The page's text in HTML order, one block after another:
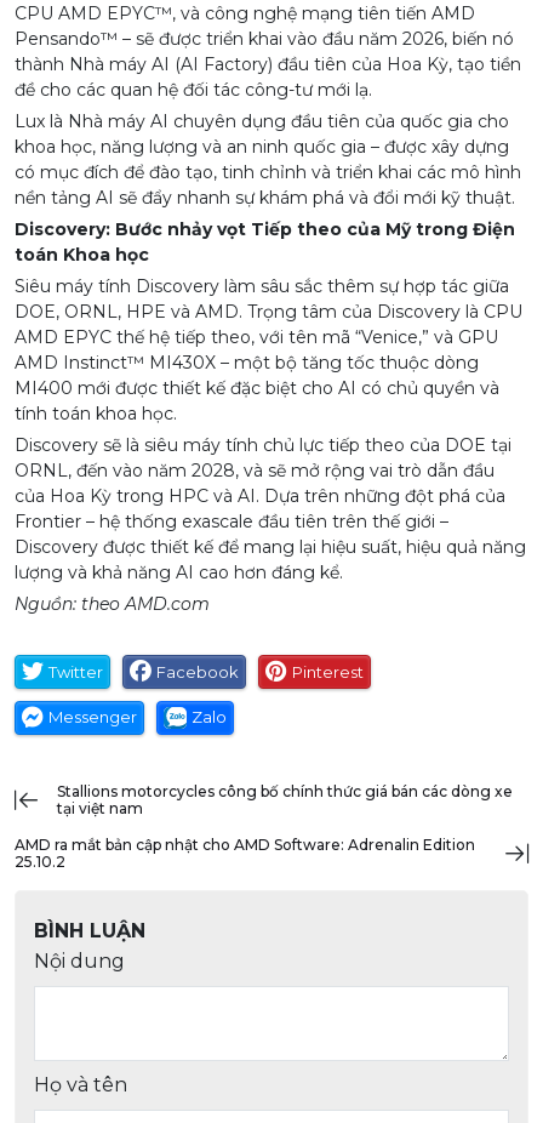
CPU AMD EPYC™, và công nghệ mạng tiên tiến AMD
Pensando™ – sẽ được triển khai vào đầu năm 2026, biến nó
thành Nhà máy AI (AI Factory) đầu tiên của Hoa Kỳ, tạo tiền
đề cho các quan hệ đối tác công-tư mới lạ.
Lux là Nhà máy AI chuyên dụng đầu tiên của quốc gia cho
khoa học, năng lượng và an ninh quốc gia – được xây dựng
có mục đích để đào tạo, tinh chỉnh và triển khai các mô hình
nền tảng AI sẽ đẩy nhanh sự khám phá và đổi mới kỹ thuật.
Discovery: Bước nhảy vọt Tiếp theo của Mỹ trong Điện
toán Khoa học
Siêu máy tính Discovery làm sâu sắc thêm sự hợp tác giữa
DOE, ORNL, HPE và AMD. Trọng tâm của Discovery là CPU
AMD EPYC thế hệ tiếp theo, với tên mã “Venice,” và GPU
AMD Instinct™ MI430X – một bộ tăng tốc thuộc dòng
MI400 mới được thiết kế đặc biệt cho AI có chủ quyền và
tính toán khoa học.
Discovery sẽ là siêu máy tính chủ lực tiếp theo của DOE tại
ORNL, đến vào năm 2028, và sẽ mở rộng vai trò dẫn đầu
của Hoa Kỳ trong HPC và AI. Dựa trên những đột phá của
Frontier – hệ thống exascale đầu tiên trên thế giới –
Discovery được thiết kế để mang lại hiệu suất, hiệu quả năng
lượng và khả năng AI cao hơn đáng kể.
Nguồn: theo AMD.com
Twitter Facebook Pinterest
Messenger Zalo
stallions motorcycles công bố chính thức giá bán các dòng xe
tại việt nam
AMD ra mắt bản cập nhật cho AMD Software: Adrenalin Edition
25.10.2
BÌNH LUẬN
Nội dung
Họ và tên